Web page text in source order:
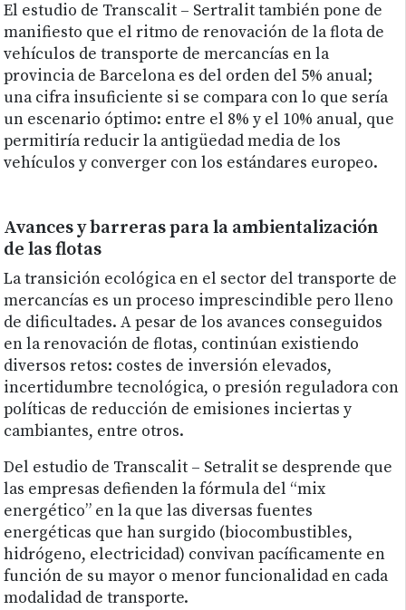
El estudio de Transcalit – Sertralit también pone de
manifiesto que el ritmo de renovación de la flota de
vehículos de transporte de mercancías en la
provincia de Barcelona es del orden del 5% anual;
una cifra insuficiente si se compara con lo que sería
un escenario óptimo: entre el 8% y el 10% anual, que
permitiría reducir la antigüedad media de los
vehículos y converger con los estándares europeo.
Avances y barreras para la ambientalización
de las flotas
La transición ecológica en el sector del transporte de
mercancías es un proceso imprescindible pero lleno
de dificultades. A pesar de los avances conseguidos
en la renovación de flotas, continúan existiendo
diversos retos: costes de inversión elevados,
incertidumbre tecnológica, o presión reguladora con
políticas de reducción de emisiones inciertas y
cambiantes, entre otros.
Del estudio de Transcalit – Setralit se desprende que
las empresas defienden la fórmula del “mix
energético” en la que las diversas fuentes
energéticas que han surgido (biocombustibles,
hidrógeno, electricidad) convivan pacíficamente en
función de su mayor o menor funcionalidad en cada
modalidad de transporte.